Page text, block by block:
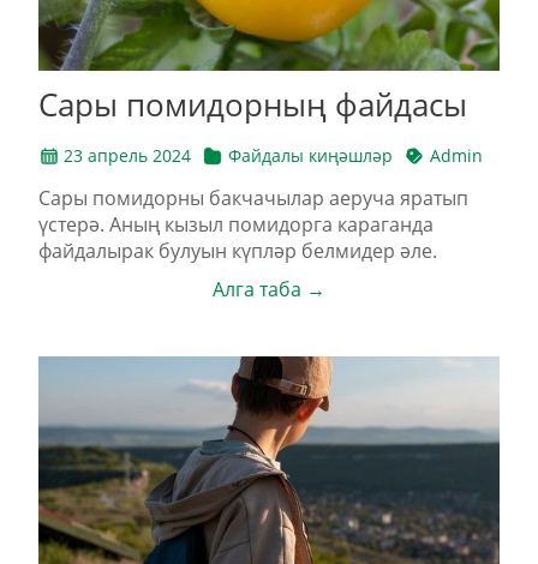
Сары помидорның файдасы
23 апрель 2024 Файдалы киңәшләр Admin
Сары помидорны бакчачылар аеруча яратып
үстерә. Аның кызыл помидорга караганда
файдалырак булуын күпләр белмидер әле.
Алга таба →